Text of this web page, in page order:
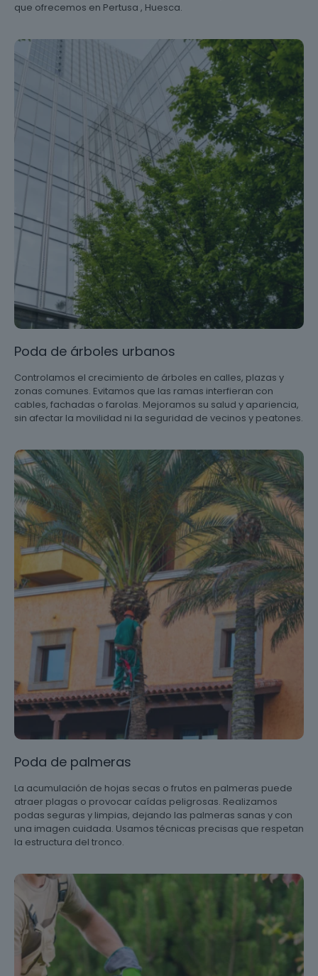
que ofrecemos en Pertusa , Huesca.
Poda de árboles urbanos
Controlamos el crecimiento de árboles en calles, plazas y
zonas comunes. Evitamos que las ramas interfieran con
cables, fachadas o farolas. Mejoramos su salud y apariencia,
sin afectar la movilidad ni la seguridad de vecinos y peatones.
Poda de palmeras
La acumulación de hojas secas o frutos en palmeras puede
atraer plagas o provocar caídas peligrosas. Realizamos
podas seguras y limpias, dejando las palmeras sanas y con
una imagen cuidada. Usamos técnicas precisas que respetan
la estructura del tronco.